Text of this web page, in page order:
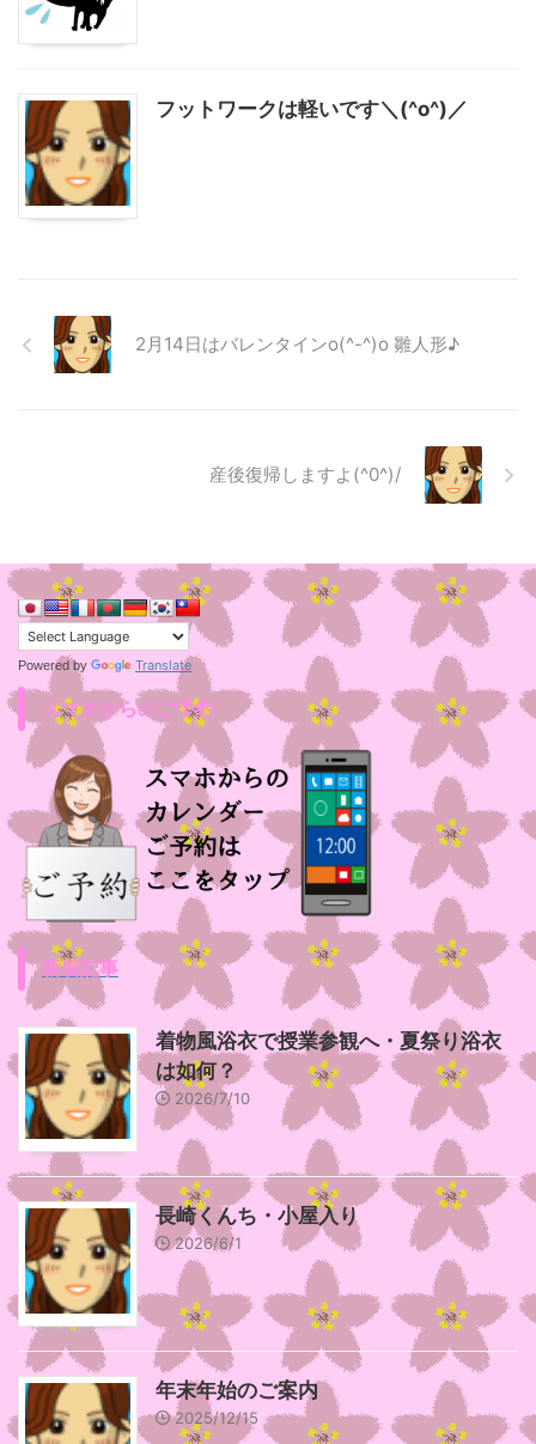
フットワークは軽いです＼(^o^)／
2月14日はバレンタインo(^-^)o 雛人形♪
産後復帰しますよ(^0^)/
Powered by Translate
スマホからのご予約
新着記事
着物風浴衣で授業参観へ・夏祭り浴衣
は如何？
2026/7/10
長崎くんち・小屋入り
2026/6/1
年末年始のご案内
2025/12/15